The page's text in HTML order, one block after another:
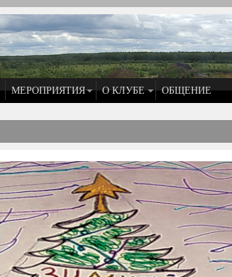
МЕРОПРИЯТИЯ О КЛУБЕ ОБЩЕНИЕ